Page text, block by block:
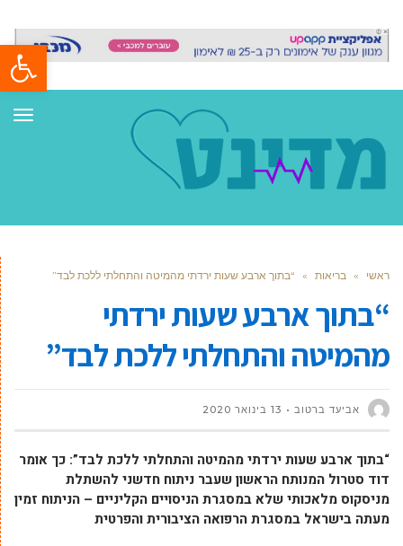
פתח
ראשי » בריאות » “בתוך ארבע שעות ירדתי מהמיטה והתחלתי ללכת לבד”
“בתוך ארבע שעות ירדתי
מהמיטה והתחלתי ללכת לבד”
אביעד ברטוב 13 בינואר 2020
“בתוך ארבע שעות ירדתי מהמיטה והתחלתי ללכת לבד”: כך אומר
דוד סטרול המנותח הראשון שעבר ניתוח חדשני להשתלת
מניסקוס מלאכותי שלא במסגרת הניסויים הקליניים – הניתוח זמין
מעתה בישראל במסגרת הרפואה הציבורית והפרטית